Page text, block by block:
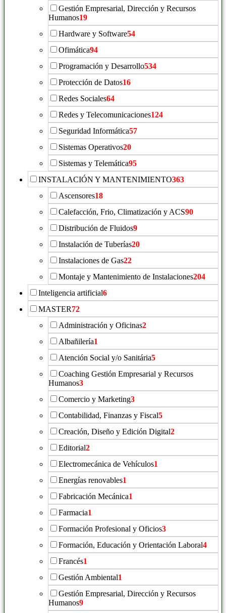
Gestión Empresarial, Dirección y Recursos
Humanos19
Hardware y Software54
Ofimática94
Programación y Desarrollo534
Protección de Datos16
Redes Sociales64
Redes y Telecomunicaciones124
Seguridad Informática57
Sistemas Operativos20
Sistemas y Telemática95
INSTALACIÓN Y MANTENIMIENTO363
Ascensores18
Calefacción, Frio, Climatización y ACS90
Distribución de Fluidos9
Instalación de Tuberías20
Instalaciones de Gas22
Montaje y Mantenimiento de Instalaciones204
Inteligencia artificial6
MASTER72
Administración y Oficinas2
Albañilería1
Atención Social y/o Sanitária5
Coaching Gestión Empresarial y Recursos
Humanos3
Comercio y Marketing3
Contabilidad, Finanzas y Fiscal5
Creación, Diseño y Edición Digital2
Editorial2
Electromecánica de Vehículos1
Energías renovables1
Fabricación Mecánica1
Farmacia1
Formación Profesional y Oficios3
Formación, Educación y Orientación Laboral4
Francés1
Gestión Ambiental1
Gestión Empresarial, Dirección y Recursos
Humanos9